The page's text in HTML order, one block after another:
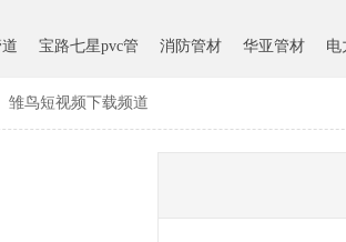
宝路七星pvc管 消防管材 华亚管材 电
雏鸟短视频下载频道